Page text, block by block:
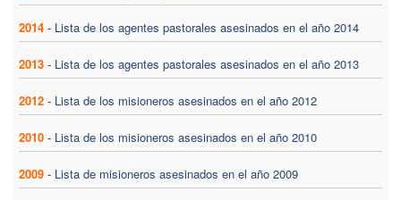
2014 - Lista de los agentes pastorales asesinados en el año 2014
2013 - Lista de los agentes pastorales asesinados en el año 2013
2012 - Lista de los misioneros asesinados en el año 2012
2010 - Lista de los misioneros asesinados en el año 2010
2009 - Lista de misioneros asesinados en el año 2009